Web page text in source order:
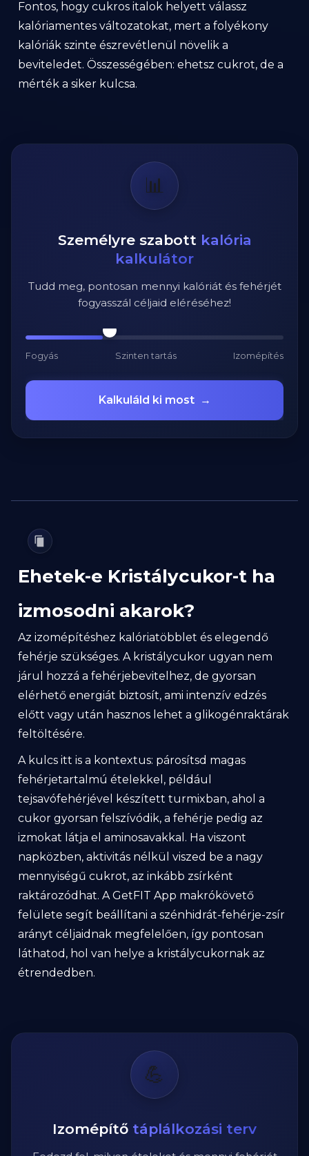
Fontos, hogy cukros italok helyett válassz
kalóriamentes változatokat, mert a folyékony
kalóriák szinte észrevétlenül növelik a
beviteledet. Összességében: ehetsz cukrot, de a
mérték a siker kulcsa.
📊
Személyre szabott kalória
kalkulátor
Tudd meg, pontosan mennyi kalóriát és fehérjét
fogyasszál céljaid eléréséhez!
Fogyás Szinten tartás Izomépítés
Kalkuláld ki most →
Ehetek-e Kristálycukor-t ha
izmosodni akarok?
Az izomépítéshez kalóriatöbblet és elegendő
fehérje szükséges. A kristálycukor ugyan nem
járul hozzá a fehérjebevitelhez, de gyorsan
elérhető energiát biztosít, ami intenzív edzés
előtt vagy után hasznos lehet a glikogénraktárak
feltöltésére.
A kulcs itt is a kontextus: párosítsd magas
fehérjetartalmú ételekkel, például
tejsavófehérjével készített turmixban, ahol a
cukor gyorsan felszívódik, a fehérje pedig az
izmokat látja el aminosavakkal. Ha viszont
napközben, aktivitás nélkül viszed be a nagy
mennyiségű cukrot, az inkább zsírként
raktározódhat. A GetFIT App makrókövető
felülete segít beállítani a szénhidrát-fehérje-zsír
arányt céljaidnak megfelelően, így pontosan
láthatod, hol van helye a kristálycukornak az
étrendedben.
💪
Izomépítő táplálkozási terv